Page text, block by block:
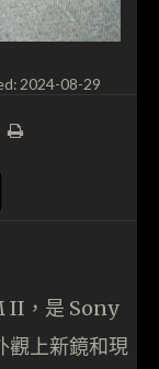
2024-08-29
II，是 Sony
觀上新鏡和現